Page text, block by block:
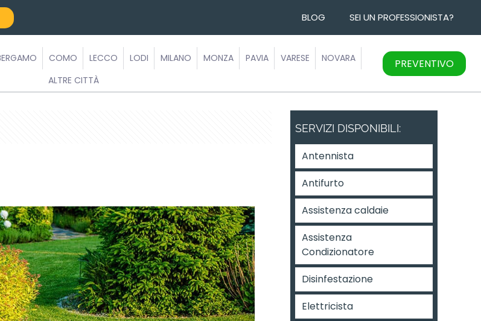
BLOG SEI UN PROFESSIONISTA?
COMO LECCO LODI MILANO MONZA PAVIA VARESE
NOVARA
ALTRE CITTÀ
PREVENTIVO
SERVIZI DISPONIBILI:
Antennista
Antifurto
Assistenza caldaie
Assistenza
Condizionatore
Disinfestazione
Elettricista